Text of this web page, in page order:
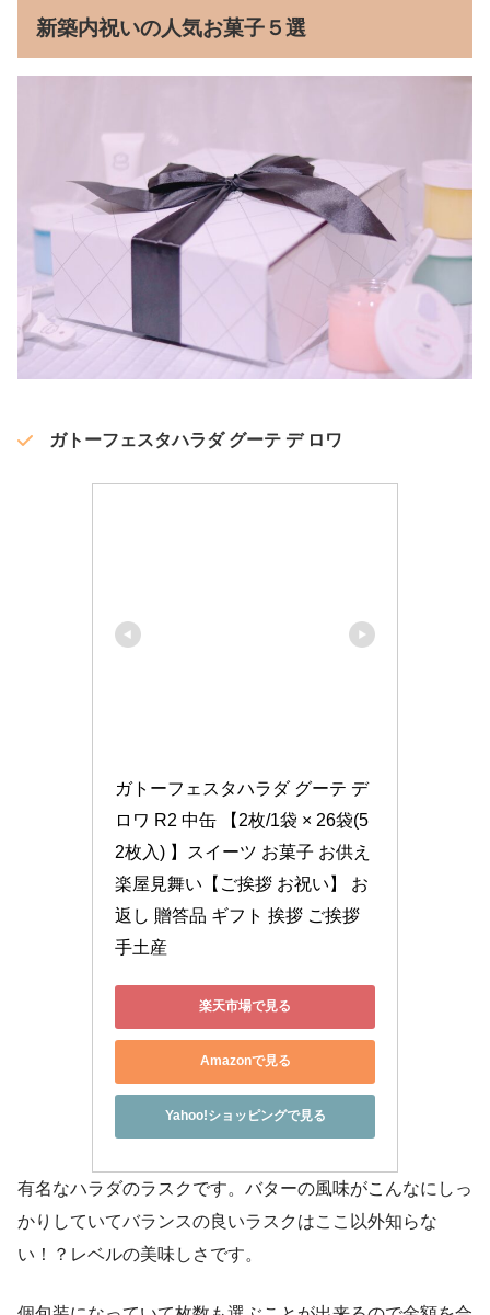
新築内祝いの人気お菓子５選
ガトーフェスタハラダ グーテ デ ロワ
ガトーフェスタハラダ グーテ デ
ロワ R2 中缶 【2枚/1袋 × 26袋(5
2枚入) 】スイーツ お菓子 お供え
楽屋見舞い【ご挨拶 お祝い】 お
返し 贈答品 ギフト 挨拶 ご挨拶
手土産
楽天市場で見る
Amazonで見る
Yahoo!ショッピングで見る
有名なハラダのラスクです。バターの風味がこんなにしっ
かりしていてバランスの良いラスクはここ以外知らな
い！？レベルの美味しさです。